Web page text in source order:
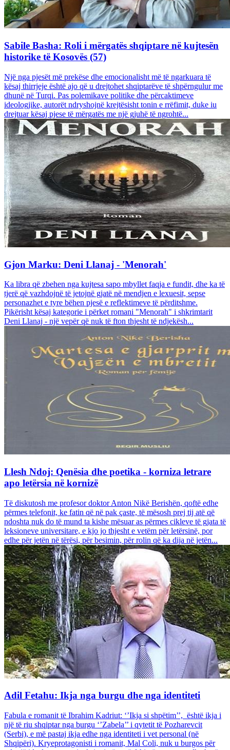
Sabile Basha: Roli i mërgatës shqiptare në kujtesën
historike të Kosovës (57)
Një nga pjesët më prekëse dhe emocionalisht më të ngarkuara të
kësaj thirrjeje është ajo që u drejtohet shqiptarëve të shpërngulur me
dhunë në Turqi. Pas polemikave politike dhe përcaktimeve
ideologjike, autorët ndryshojnë krejtësisht tonin e rrëfimit, duke iu
drejtuar kësaj pjese të mërgatës me një gjuhë të ngrohtë...
Gjon Marku: Deni Llanaj - 'Menorah'
Ka libra që zbehen nga kujtesa sapo mbyllet faqja e fundit, dhe ka të
tjerë që vazhdojnë të jetojnë gjatë në mendjen e lexuesit, sepse
personazhet e tyre bëhen pjesë e reflektimeve të përditshme.
Pikërisht kësaj kategorie i përket romani "Menorah" i shkrimtarit
Deni Llanaj - një vepër që nuk të fton thjesht të ndjekësh...
Llesh Ndoj: Qenësia dhe poetika - korniza letrare
apo letërsia në kornizë
Të diskutosh me profesor doktor Anton Nikë Berishën, qoftë edhe
përmes telefonit, ke fatin që në pak çaste, të mësosh prej tij atë që
ndoshta nuk do të mund ta kishe mësuar as përmes cikleve të gjata të
leksioneve universitare, e kjo jo thjesht e vetëm për letërsinë, por
edhe për jetën në tërësi, për besimin, për rolin që ka dija në jetën...
Adil Fetahu: Ikja nga burgu dhe nga identiteti
Fabula e romanit të Ibrahim Kadriut: ‘’Ikja si shpëtim’’, është ikja i
një të riu shqiptar nga burgu ‘’Zabela’’ i qytetit të Pozharevcit
(Serbi), e më pastaj ikja edhe nga identiteti i vet personal (në
Shqipëri). Kryeprotagonisti i romanit, Mal Coli, nuk u burgos për